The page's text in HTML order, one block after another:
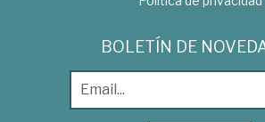
BOLETÍN DE